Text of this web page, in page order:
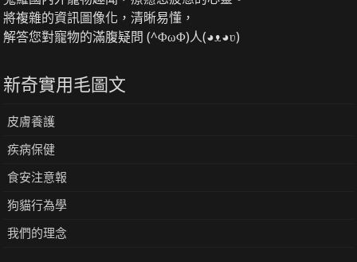
將複雜的資訊圖像化，清晰易懂，
解答您對寵物的滿腹疑問 (^ΦωΦ)人(◕ᴥ◕ʋ)
新奇實用毛圖文
皮膚養護
疾病保健
食安注意報
狗貓行為學
我們的理念